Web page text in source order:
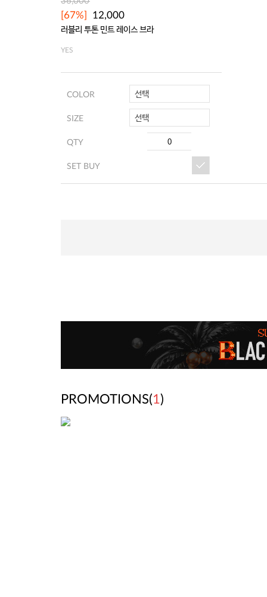
[67%] 12,000
러블리 투톤 민트 레이스 브라
YES
COLOR 선택
SIZE 선택
QTY
SET BUY
PROMOTIONS(1)